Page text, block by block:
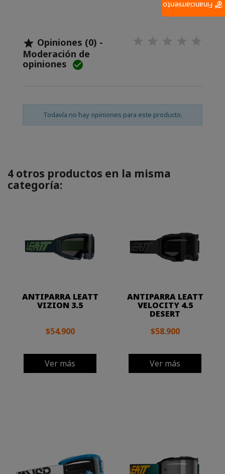
 Opiniones (0) -
Moderación de
opiniones 
Todavía no hay opiniones para este producto.
4 otros productos en la misma
categoría:
ANTIPARRA LEATT
VIZION 3.5
$54.900
Ver más
ANTIPARRA LEATT
VELOCITY 4.5
DESERT
$58.900
Ver más
Financiamiento